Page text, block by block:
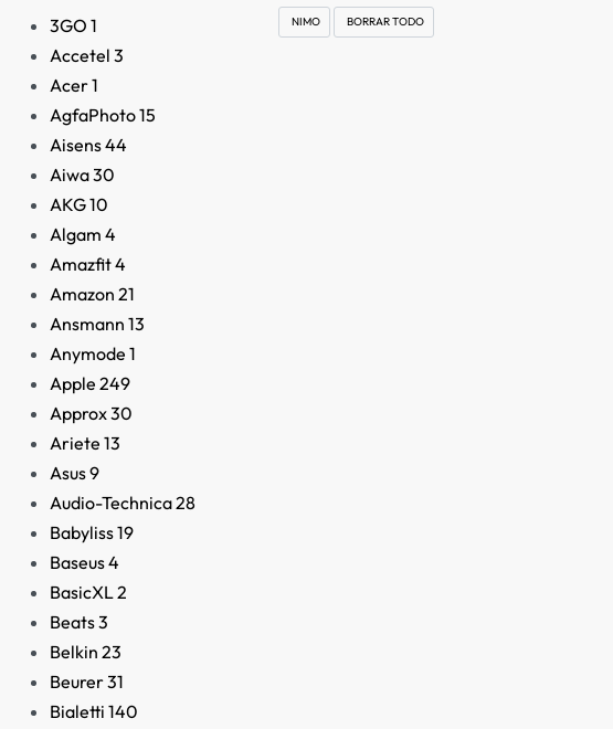
3GO 1
Accetel 3
Acer1
AgfaPhoto15
Aisens44
Aiwa30
AKG10
Algam 4
Amazfit4
Amazon 21
Ansmann 13
Anymode 1
Apple 249
Approx30
Ariete 13
Asus9
Audio-Technica28
Babyliss19
Baseus4
BasicXL2
Beats3
Belkin 23
Beurer31
Bialetti 140
NIMO BORRAR TODO